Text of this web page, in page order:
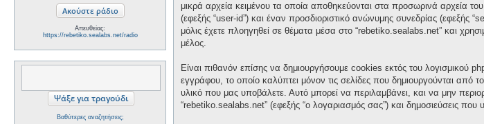
Απευθείας:
https://rebetiko.sealabs.net/radio
Βαθύτερες αναζητήσεις;
μικρά αρχεία κειμένου τα οποία αποθηκεύονται στα προσωρινά αρχεία
(εφεξής “user-id”) και έναν προσδιοριστικό ανώνυμης συνεδρίας (εφεξής
μόλις έχετε πλοηγηθεί σε θέματα μέσα στο “rebetiko.sealabs.net” και
μέλος.
Είναι πιθανόν επίσης να δημιουργήσουμε cookies εκτός του
εγγράφου, το οποίο καλύπτει μόνον τις σελίδες που δημιουργούνται από
υλικό που μας υποβάλετε. Αυτό μπορεί να περιλαμβάνει, και να μην
“rebetiko.sealabs.net” (εφεξής “ο λογαριασμός σας”) και δημοσιεύσεις που